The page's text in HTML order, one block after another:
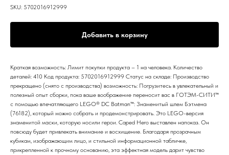
SKU: 5702016912999
Добавить в корзину
Краткая возможность: Лимит покупки продукта – 1 на человека. Количество
деталей: 410 Код продукта: 5702016912999 Статус на складе: Производство
прекращено (снято с производства) возможность: Погрузитесь в увлекательный и
полезный опыт сборки, пока ваше воображение переносит вас в ГОТЭМ-СИТИ™
с помощью впечатляющего LEGO® DC Batman™: Знаменитый шлем Бэтмена
(76182), который можно собрать и продемонстрировать. Это LEGO-версия
знаменитой маски, которую носили герои. Caped Hero выставлен напоказ. Он
повсюду будет привлекать внимание и восхищение. Благодаря прозрачным
кубикам, изображающим лицо, и стильной информационной табличке,
прикрепленной к прочному основанию, эта эффектная модель дарит чувство